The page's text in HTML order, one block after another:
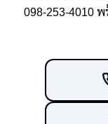
098-253-4010 พ